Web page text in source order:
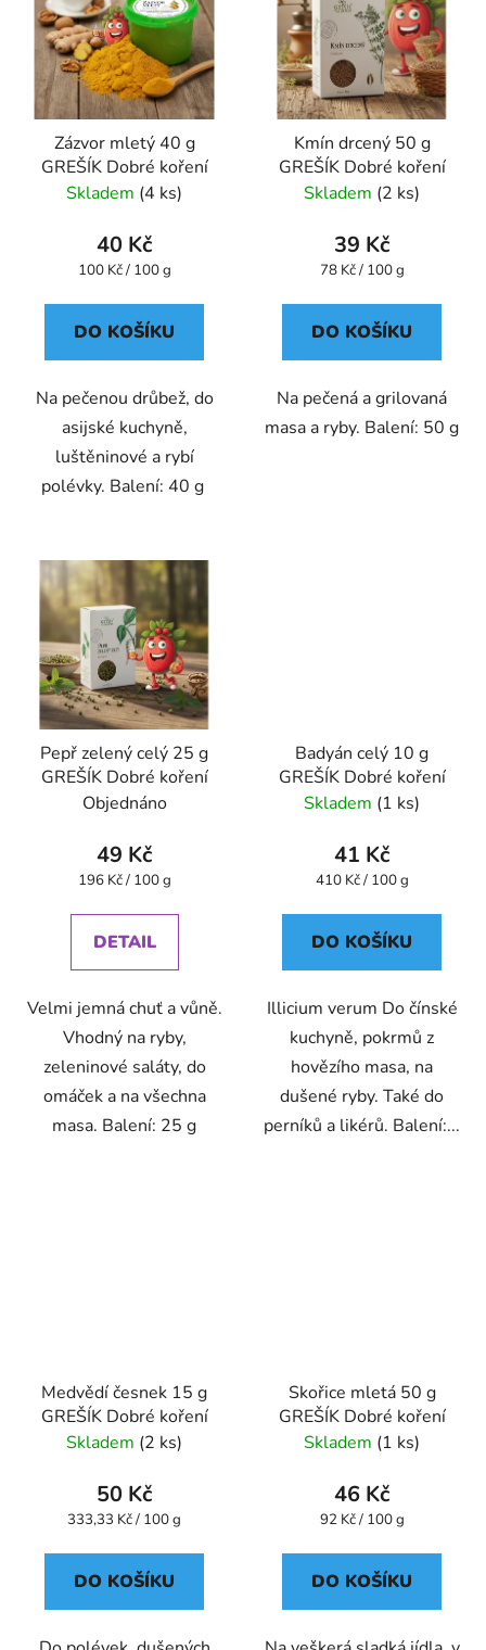
Zázvor mletý 40 g
GREŠÍK Dobré koření
Skladem (4 ks)
40 Kč
Měrná
100 Kč / 100 g
DO KOŠÍKU
Na pečenou drůbež, do
asijské kuchyně,
luštěninové a rybí
polévky. Balení: 40 g
Kmín drcený 50 g
GREŠÍK Dobré koření
Skladem (2 ks)
39 Kč
Měrná
78 Kč / 100 g
DO KOŠÍKU
Na pečená a grilovaná
masa a ryby. Balení: 50 g
Pepř zelený celý 25 g
GREŠÍK Dobré koření
Objednáno
49 Kč
Měrná
196 Kč / 100 g
DETAIL
Velmi jemná chuť a vůně.
Vhodný na ryby,
zeleninové saláty, do
omáček a na všechna
masa. Balení: 25 g
Badyán celý 10 g
GREŠÍK Dobré koření
Skladem (1 ks)
41 Kč
Měrná
410 Kč / 100 g
DO KOŠÍKU
Illicium verum Do čínské
kuchyně, pokrmů z
hovězího masa, na
dušené ryby. Také do
perníků a likérů. Balení:...
Medvědí česnek 15 g
GREŠÍK Dobré koření
Skladem (2 ks)
50 Kč
Měrná
333,33 Kč / 100 g
DO KOŠÍKU
Skořice mletá 50 g
GREŠÍK Dobré koření
Skladem (1 ks)
46 Kč
Měrná
92 Kč / 100 g
DO KOŠÍKU